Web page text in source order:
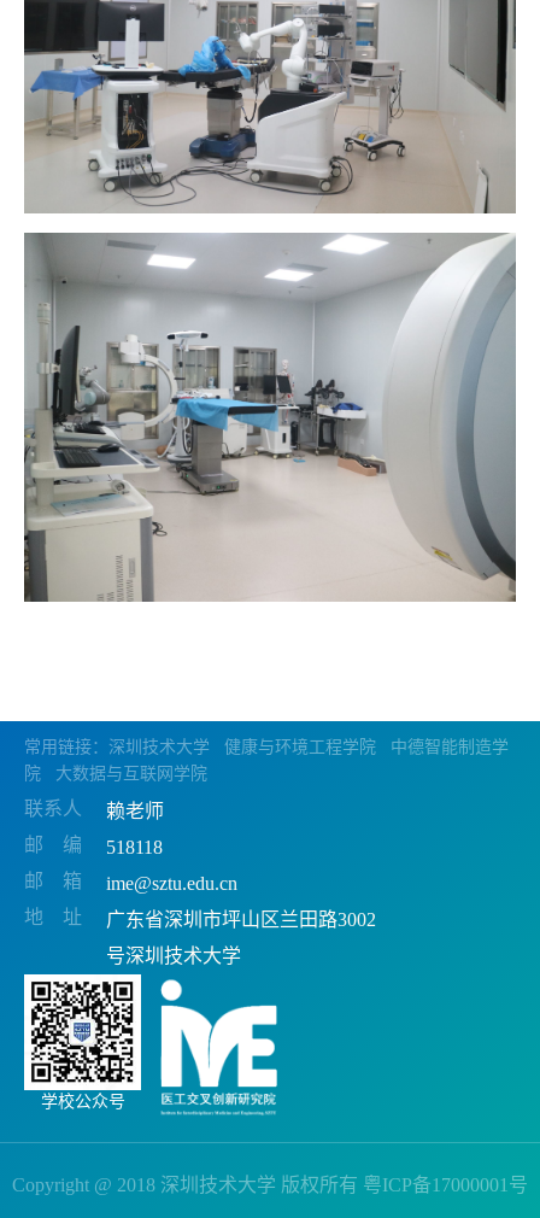
常用链接： 深圳技术大学 健康与环境工程学院
中德智能制造学
院
大数据与互联网学院
联系人
赖老师
邮 编
518118
邮 箱
ime@sztu.edu.cn
地 址
广东省深圳市坪山区兰田路3002
号深圳技术大学
学校公众号
Copyright @ 2018 深圳技术大学 版权所有 粤ICP备17000001号